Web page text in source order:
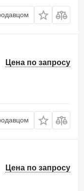
Цена по запросу
Цена по запросу